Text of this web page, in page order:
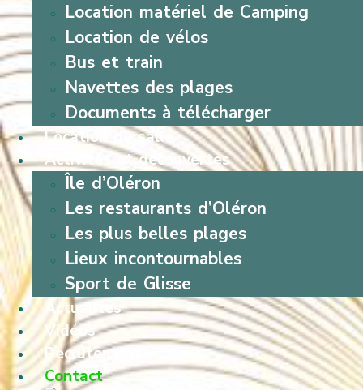
Location matériel de Camping
Location de vélos
Bus et train
Navettes des plages
Documents à télécharger
Location de salle
Activités et découvertes
Île d’Oléron
Les restaurants d’Oléron
Les plus belles plages
Lieux incontournables
Sport de Glisse
Actualités
Vidéos
Recrutement
Contact